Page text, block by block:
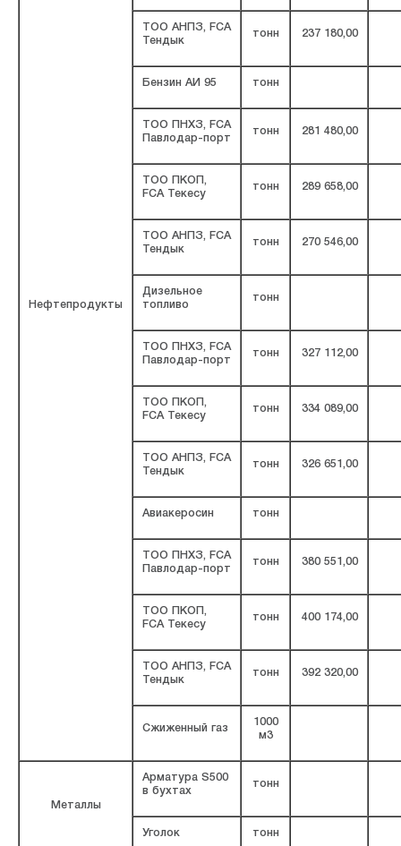
Нефтепродукты
ТОО АНПЗ, FCA
Тендык
тонн 237 180,00
Бензин АИ 95 тонн
ТОО ПНХЗ, FCA
Павлодар-порт
тонн 281 480,00
ТОО ПКОП,
FCA Текесу
тонн 289 658,00
ТОО АНПЗ, FCA
Тендык
тонн 270 546,00
Дизельное
топливо
тонн
ТОО ПНХЗ, FCA
Павлодар-порт
тонн 327 112,00
ТОО ПКОП,
FCA Текесу
тонн 334 089,00
ТОО АНПЗ, FCA
Тендык
тонн 326 651,00
Авиакеросин тонн
ТОО ПНХЗ, FCA
Павлодар-порт
тонн 380 551,00
ТОО ПКОП,
FCA Текесу
тонн 400 174,00
ТОО АНПЗ, FCA
Тендык
тонн 392 320,00
Сжиженный газ
1000
м3
Металлы
Арматура S500
в бухтах
тонн
Уголок тонн